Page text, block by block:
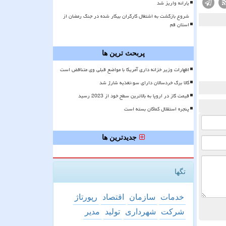
یارانه واریز شد
شروع بازگشت به اشتغال کارگران بیکار شده در جنگ رمضان از
استان قم
پربحث ترین ها
اظهارات وزیر خزانه داری آمریکا با مواضع قبلی وی متناقض است
کالا برگ خردسالان دارای سوءتغذیه شارژ شد
قیمت گاز در اروپا به بالاترین سطح خود از 2023 رسید
پنجره استقلال کماکان بسته است
جدیدترین ها
تگها
خدمات سازمان اقتصاد
رپورتاژ
شركت
شهرداری تولید مدیر